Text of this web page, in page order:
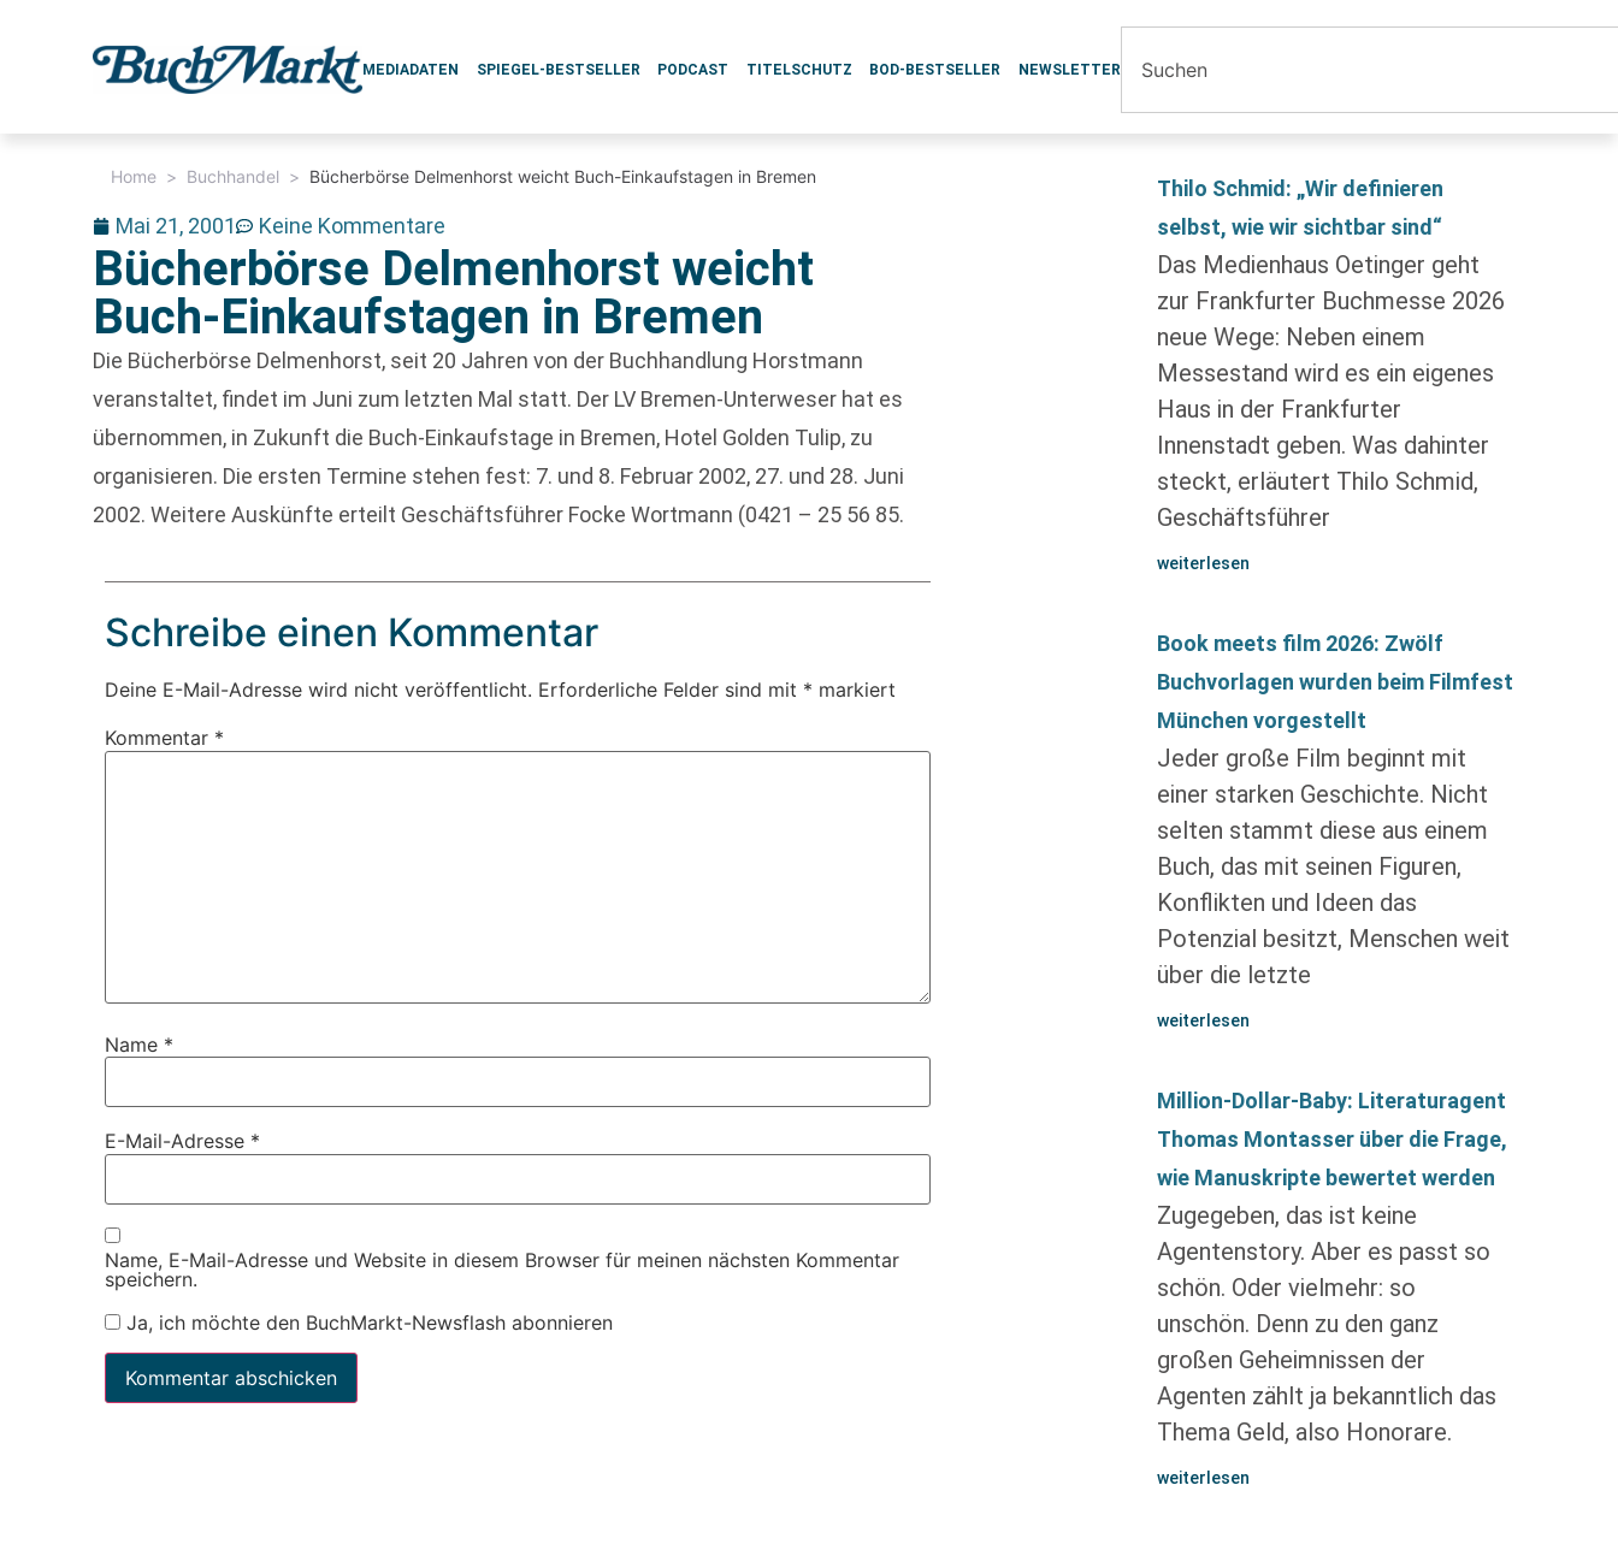
MEDIADATEN SPIEGEL-BESTSELLER PODCAST TITELSCHUTZ BOD-BESTSELLER NEWSLETTER
Home > Buchhandel > Bücherbörse Delmenhorst weicht Buch-Einkaufstagen in Bremen
Mai 21, 2001 Keine Kommentare
Bücherbörse Delmenhorst weicht
Buch-Einkaufstagen in Bremen
Die Bücherbörse Delmenhorst, seit 20 Jahren von der Buchhandlung Horstmann
veranstaltet, findet im Juni zum letzten Mal statt. Der LV Bremen-Unterweser hat es
übernommen, in Zukunft die Buch-Einkaufstage in Bremen, Hotel Golden Tulip, zu
organisieren. Die ersten Termine stehen fest: 7. und 8. Februar 2002, 27. und 28. Juni
2002. Weitere Auskünfte erteilt Geschäftsführer Focke Wortmann (0421 – 25 56 85.
Schreibe einen Kommentar
Deine E-Mail-Adresse wird nicht veröffentlicht. Erforderliche Felder sind mit * markiert
Kommentar *
Name *
E-Mail-Adresse *
Name, E-Mail-Adresse und Website in diesem Browser für meinen nächsten Kommentar
speichern.
Ja, ich möchte den BuchMarkt-Newsflash abonnieren
Thilo Schmid: „Wir definieren
selbst, wie wir sichtbar sind“
Das Medienhaus Oetinger geht
zur Frankfurter Buchmesse 2026
neue Wege: Neben einem
Messestand wird es ein eigenes
Haus in der Frankfurter
Innenstadt geben. Was dahinter
steckt, erläutert Thilo Schmid,
Geschäftsführer
weiterlesen
Book meets film 2026: Zwölf
Buchvorlagen wurden beim Filmfest
München vorgestellt
Jeder große Film beginnt mit
einer starken Geschichte. Nicht
selten stammt diese aus einem
Buch, das mit seinen Figuren,
Konflikten und Ideen das
Potenzial besitzt, Menschen weit
über die letzte
weiterlesen
Million-Dollar-Baby: Literaturagent
Thomas Montasser über die Frage,
wie Manuskripte bewertet werden
Zugegeben, das ist keine
Agentenstory. Aber es passt so
schön. Oder vielmehr: so
unschön. Denn zu den ganz
großen Geheimnissen der
Agenten zählt ja bekanntlich das
Thema Geld, also Honorare.
weiterlesen